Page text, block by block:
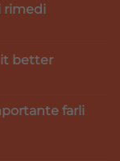
rimedi
it better
farli